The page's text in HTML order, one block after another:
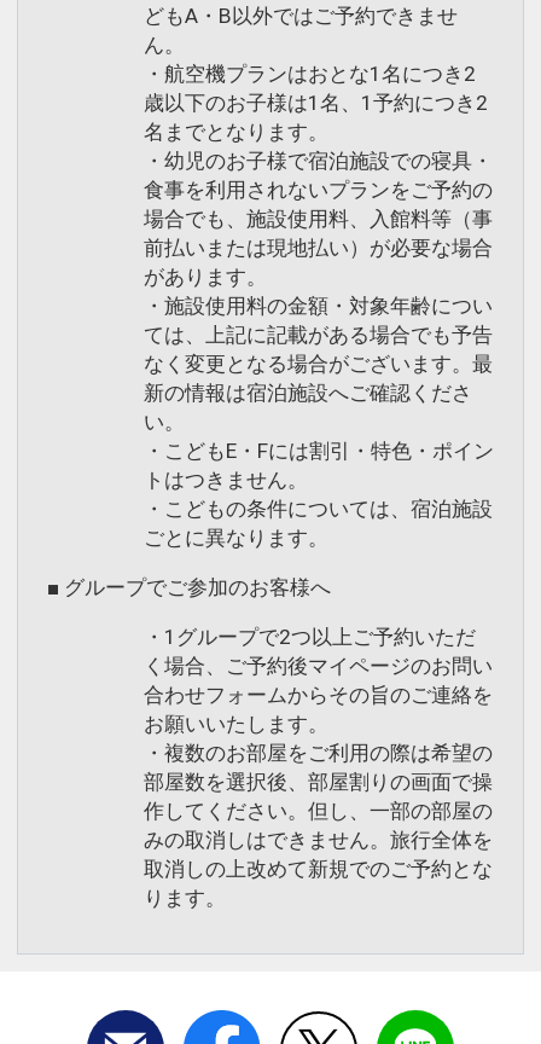
どもA・B以外ではご予約できませ
ん。
・航空機プランはおとな1名につき2
歳以下のお子様は1名、1予約につき2
名までとなります。
・幼児のお子様で宿泊施設での寝具・
食事を利用されないプランをご予約の
場合でも、施設使用料、入館料等（事
前払いまたは現地払い）が必要な場合
があります。
・施設使用料の金額・対象年齢につい
ては、上記に記載がある場合でも予告
なく変更となる場合がございます。最
新の情報は宿泊施設へご確認くださ
い。
・こどもE・Fには割引・特色・ポイン
トはつきません。
・こどもの条件については、宿泊施設
ごとに異なります。
■ グループでご参加のお客様へ
・1グループで2つ以上ご予約いただ
く場合、ご予約後マイページのお問い
合わせフォームからその旨のご連絡を
お願いいたします。
・複数のお部屋をご利用の際は希望の
部屋数を選択後、部屋割りの画面で操
作してください。但し、一部の部屋の
みの取消しはできません。旅行全体を
取消しの上改めて新規でのご予約とな
ります。